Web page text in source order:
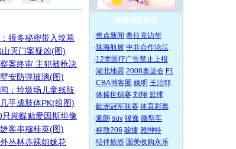
很多秘密带入坟墓
灭门案疑凶(图)
案终审 主犯被枪决
安防弹玻璃(图)
：垃圾场儿童残肢
乎成肢体PK(组图)
只蝴蝶贴爱因斯坦像
客串穆桂英(图)
丛林赤裸姐妹花
频道精彩推荐
·焦点新闻 希拉克访华
·珠海航展 中非合作论坛
·12类医疗广告禁止上报
·湖北地震 2008奥运会 F1
·CBA博客圈 姚明 王治郅
·体操世锦赛 刘翔 篮球
·欧洲冠军联赛 体育彩票
·派朗 suv 骏逸 微型车
·标致206 骏捷 雅绅特
·结伴旅游 国美收购永乐